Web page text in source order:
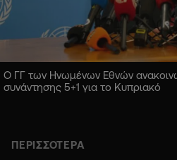
Ο ΓΓ των Ηνωμένων Εθνών
συνάντησης 5+1 για το Κυπριακό
ΠΕΡΙΣΣΟΤΕΡΑ